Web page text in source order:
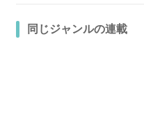
同じジャンルの連載